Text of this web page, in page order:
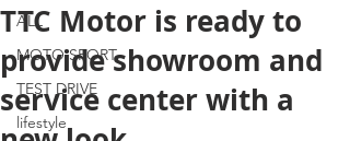
ALL
MOTO SPORT
TEST DRIVE
lifestyle
TTC Motor is ready to
provide showroom and
service center with a